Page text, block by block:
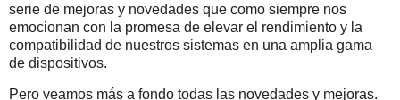
serie de mejoras y novedades que como siempre nos
emocionan con la promesa de elevar el rendimiento y la
compatibilidad de nuestros sistemas en una amplia gama
de dispositivos.
Pero veamos más a fondo todas las novedades y mejoras.